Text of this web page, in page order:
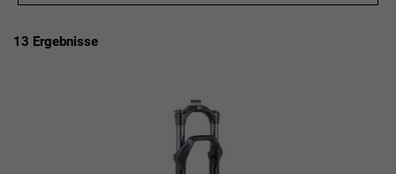
PREISFILTER ANWENDEN
13 Ergebnisse